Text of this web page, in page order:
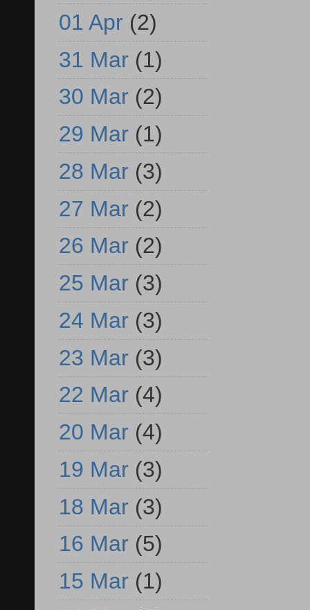
01 Apr (2)
31 Mar (1)
30 Mar (2)
29 Mar (1)
28 Mar (3)
27 Mar (2)
26 Mar (2)
25 Mar (3)
24 Mar (3)
23 Mar (3)
22 Mar (4)
20 Mar (4)
19 Mar (3)
18 Mar (3)
16 Mar (5)
15 Mar (1)